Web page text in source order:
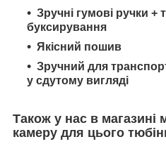
Зручні гумові ручки +
буксирування
Якісний пошив
Зручний для
у сдутому вигляді
Також у нас в магазині
камеру для цього